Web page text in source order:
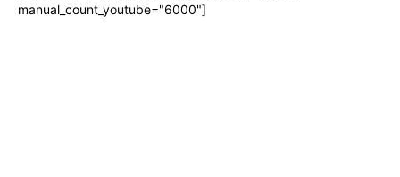
manual_count_youtube="6000"]